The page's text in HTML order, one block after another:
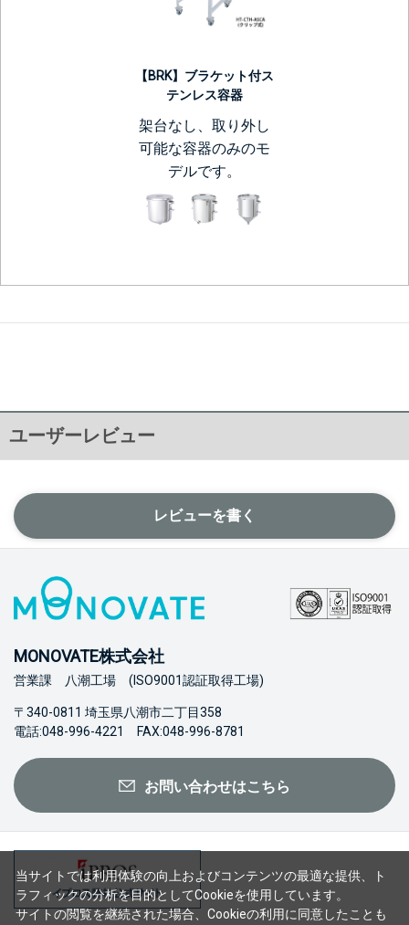
【BRK】ブラケット付ス
テンレス容器
架台なし、取り外し
可能な容器のみのモ
デルです。
ユーザーレビュー
レビューを書く
MONOVATE株式会社
営業課 八潮工場 (ISO9001認証取得工場)
〒340-0811 埼玉県八潮市二丁目358
電話:048-996-4221 FAX:048-996-8781
お問い合わせはこちら
当サイトでは利用体験の向上およびコンテンツの最適な提供、ト
ラフィックの分析を目的としてCookieを使用しています。
サイトの閲覧を継続された場合、Cookieの利用に同意したことも